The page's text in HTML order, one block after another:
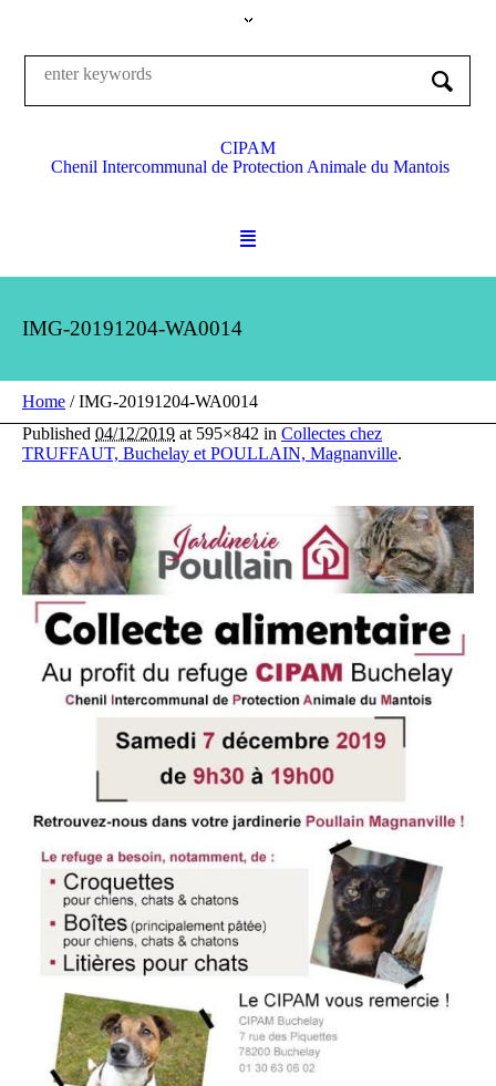
CIPAM
Chenil Intercommunal de Protection Animale du Mantois
IMG-20191204-WA0014
Home /IMG-20191204-WA0014
Published 04/12/2019 at 595×842 in Collectes chez
TRUFFAUT, Buchelay et POULLAIN, Magnanville.